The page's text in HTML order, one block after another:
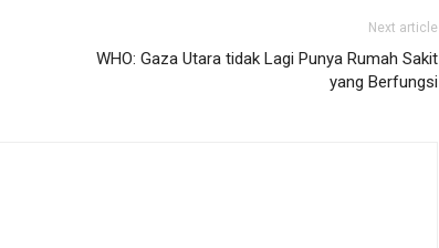
Next article
WHO: Gaza Utara tidak Lagi Punya Rumah Sakit
yang Berfungsi